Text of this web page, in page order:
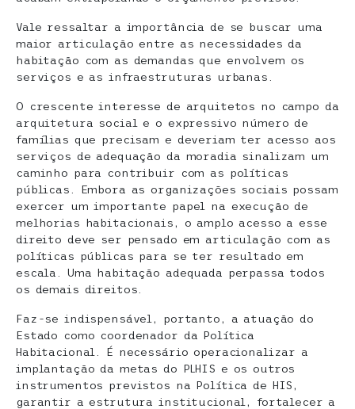
Vale ressaltar a importância de se buscar uma
maior articulação entre as necessidades da
habitação com as demandas que envolvem os
serviços e as infraestruturas urbanas.
O crescente interesse de arquitetos no campo da
arquitetura social e o expressivo número de
famílias que precisam e deveriam ter acesso aos
serviços de adequação da moradia sinalizam um
caminho para contribuir com as políticas
públicas. Embora as organizações sociais possam
exercer um importante papel na execução de
melhorias habitacionais, o amplo acesso a esse
direito deve ser pensado em articulação com as
políticas públicas para se ter resultado em
escala. Uma habitação adequada perpassa todos
os demais direitos.
Faz-se indispensável, portanto, a atuação do
Estado como coordenador da Política
Habitacional. É necessário operacionalizar a
implantação da metas do PLHIS e os outros
instrumentos previstos na Política de HIS,
garantir a estrutura institucional, fortalecer a